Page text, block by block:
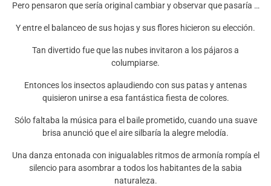
Pero pensaron que sería original cambiar y observar que pasaría …
Y entre el balanceo de sus hojas y sus flores hicieron su elección.
Tan divertido fue que las nubes invitaron a los pájaros a
columpiarse.
Entonces los insectos aplaudiendo con sus patas y antenas
quisieron unirse a esa fantástica fiesta de colores.
Sólo faltaba la música para el baile prometido, cuando una suave
brisa anunció que el aire silbaría la alegre melodía.
Una danza entonada con inigualables ritmos de armonía rompía el
silencio para asombrar a todos los habitantes de la sabia
naturaleza.